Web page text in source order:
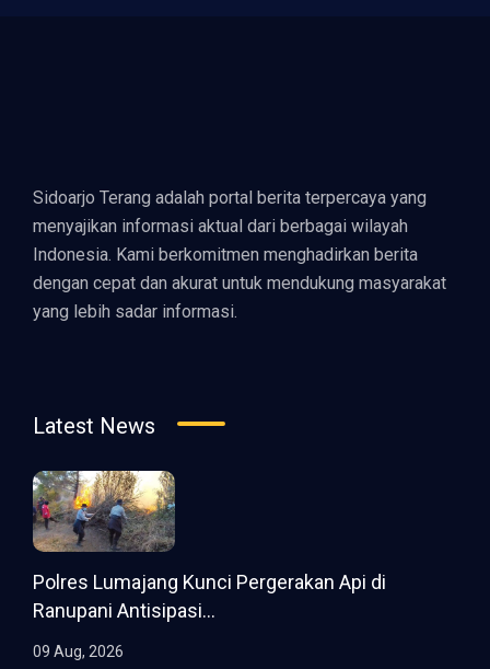
Sidoarjo Terang adalah portal berita terpercaya yang
menyajikan informasi aktual dari berbagai wilayah
Indonesia. Kami berkomitmen menghadirkan berita
dengan cepat dan akurat untuk mendukung masyarakat
yang lebih sadar informasi.
Latest News
Polres Lumajang Kunci Pergerakan Api di
Ranupani Antisipasi...
09 Aug, 2026